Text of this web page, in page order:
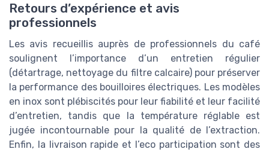
Retours d’expérience et avis
professionnels
Les avis recueillis auprès de professionnels du café
soulignent l’importance d’un entretien régulier
(détartrage, nettoyage du filtre calcaire) pour préserver
la performance des bouilloires électriques. Les modèles
en inox sont plébiscités pour leur fiabilité et leur facilité
d’entretien, tandis que la température réglable est
jugée incontournable pour la qualité de l’extraction.
Enfin, la livraison rapide et l’eco participation sont des